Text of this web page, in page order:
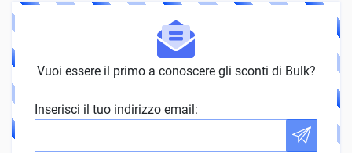
Vuoi essere il primo a conoscere gli sconti di Bulk?
Inserisci il tuo indirizzo email: